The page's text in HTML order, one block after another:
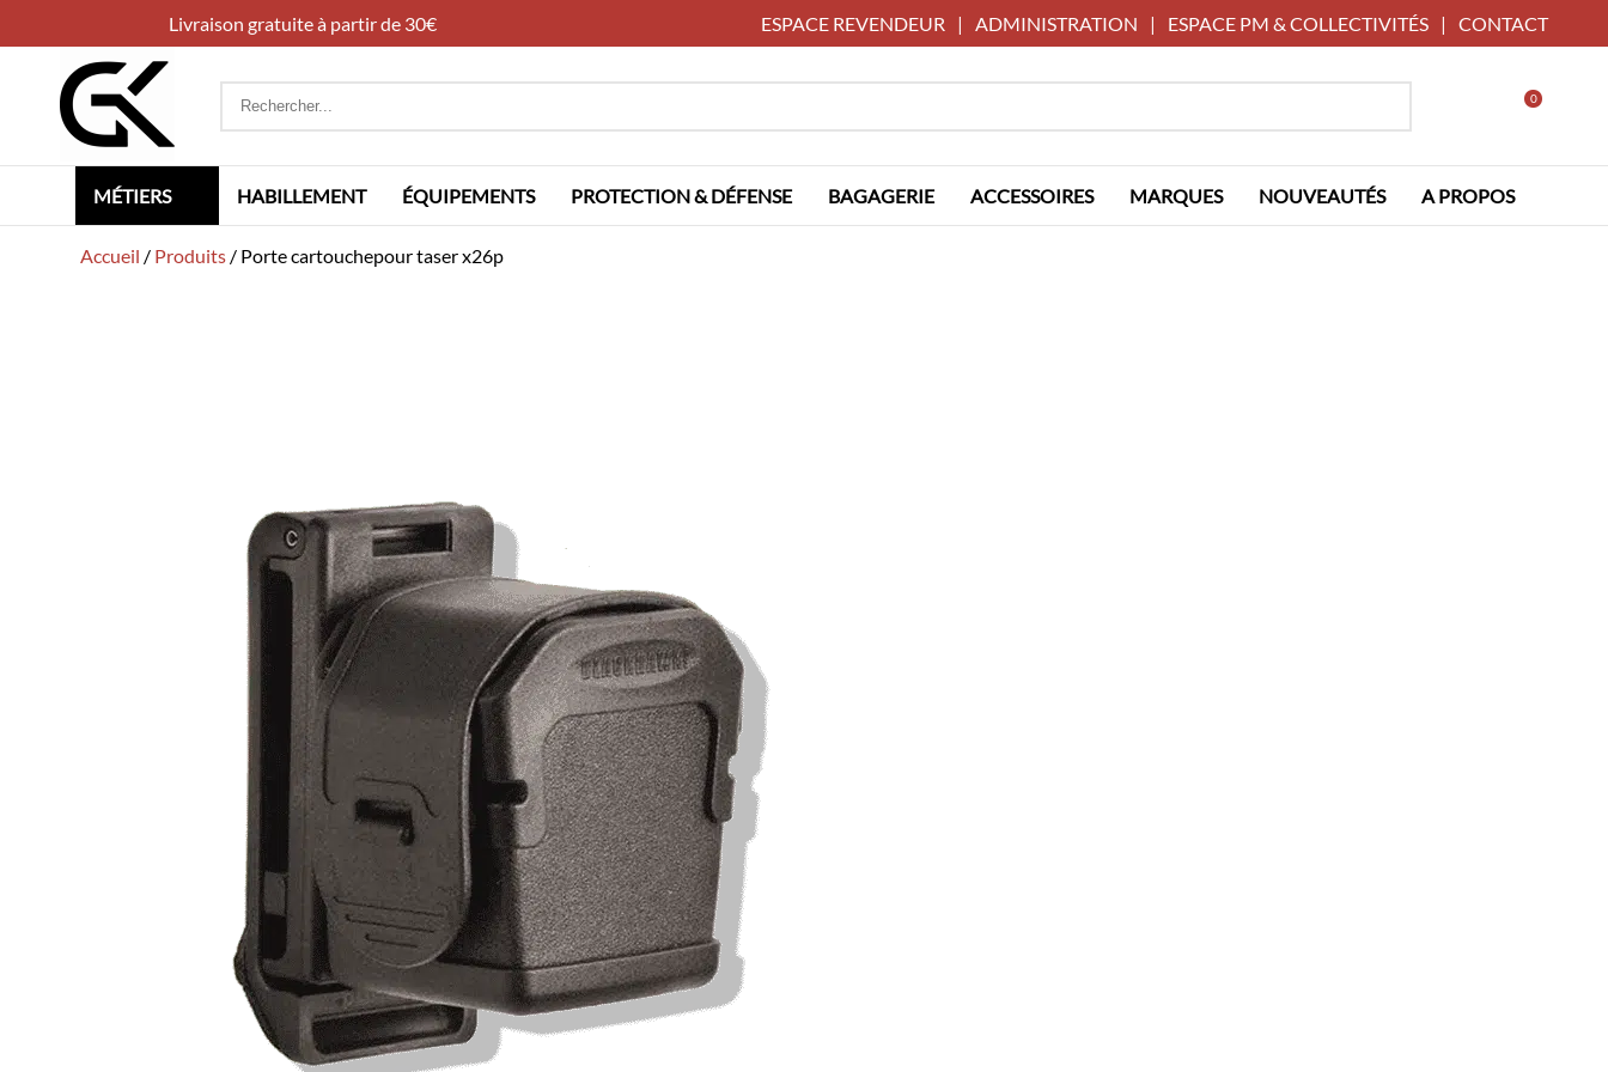
Livraison gratuite à partir de 30€ ESPACE REVENDEUR | ADMINISTRATION | ESPACE PM & COLLECTIVITÉS | CONTACT
Rechercher
0
MÉTIERS HABILLEMENT ÉQUIPEMENTS PROTECTION & DÉFENSE BAGAGERIE ACCESSOIRES MARQUES NOUVEAUTÉS A PROPOS
Accueil / Produits / Porte cartouchepour taser x26p